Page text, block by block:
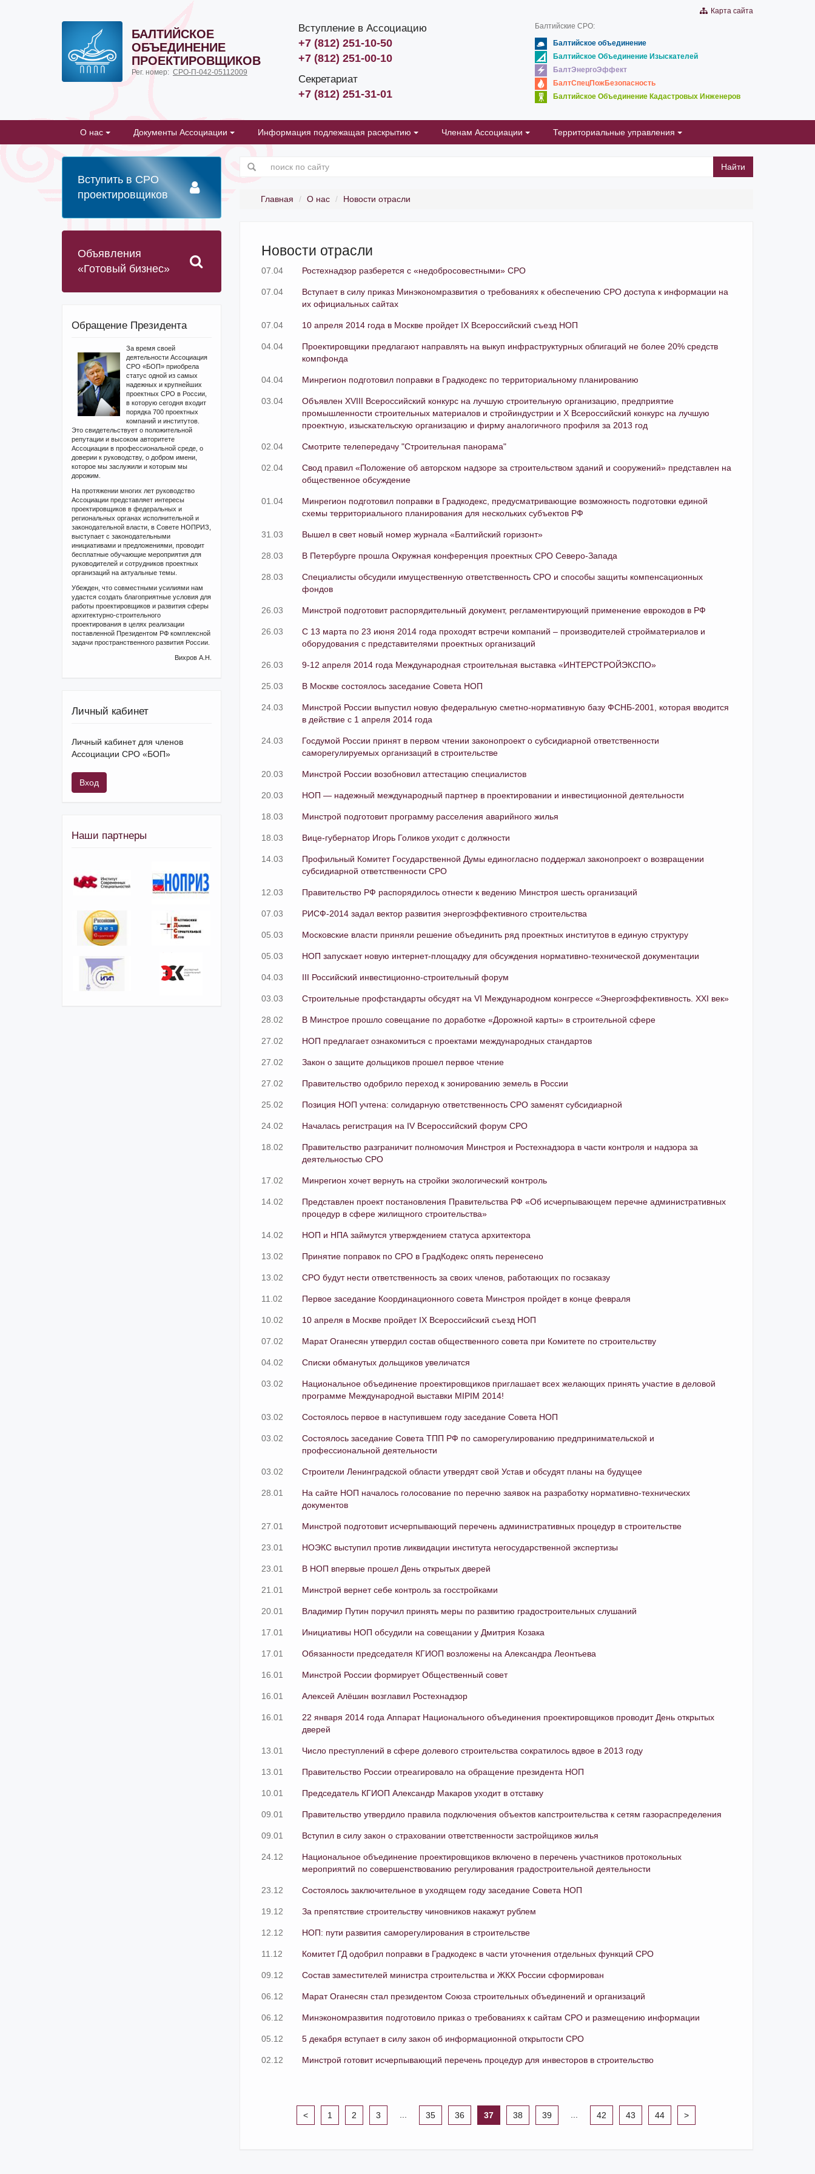
БАЛТИЙСКОЕ
ОБЪЕДИНЕНИЕ
ПРОЕКТИРОВЩИКОВ
Рег. номер: СРО-П-042-05112009
Вступление в Ассоциацию
+7 (812) 251-10-50
+7 (812) 251-00-10
Секретариат
+7 (812) 251-31-01
Карта сайта
Балтийские СРО:
Балтийское объединение
Балтийское Объединение Изыскателей
БалтЭнергоЭффект
БалтСпецПожБезопасность
Балтийское Объединение Кадастровых Инженеров
О нас Документы Ассоциации Информация подлежащая раскрытию Членам Ассоциации Территориальные управления
Найти
Главная О нас Новости отрасли
Новости отрасли
07.04 Ростехнадзор разберется с «недобросовестными» СРО
07.04
Вступает в силу приказ Минэкономразвития о требованиях к обеспечению СРО доступа к информации на
их официальных сайтах
07.04 10 апреля 2014 года в Москве пройдет IX Всероссийский съезд НОП
04.04
Проектировщики предлагают направлять на выкуп инфраструктурных облигаций не более 20% средств
компфонда
04.04 Минрегион подготовил поправки в Градкодекс по территориальному планированию
03.04
Объявлен XVIII Всероссийский конкурс на лучшую строительную организацию, предприятие
промышленности строительных материалов и стройиндустрии и X Всероссийский конкурс на лучшую
проектную, изыскательскую организацию и фирму аналогичного профиля за 2013 год
02.04 Смотрите телепередачу "Строительная панорама"
02.04
Свод правил «Положение об авторском надзоре за строительством зданий и сооружений» представлен на
общественное обсуждение
01.04
Минрегион подготовил поправки в Градкодекс, предусматривающие возможность подготовки единой
схемы территориального планирования для нескольких субъектов РФ
31.03 Вышел в свет новый номер журнала «Балтийский горизонт»
28.03 В Петербурге прошла Окружная конференция проектных СРО Северо-Запада
28.03
Специалисты обсудили имущественную ответственность СРО и способы защиты компенсационных
фондов
26.03 Минстрой подготовит распорядительный документ, регламентирующий применение еврокодов в РФ
26.03
C 13 марта по 23 июня 2014 года проходят встречи компаний – производителей стройматериалов и
оборудования с представителями проектных организаций
26.03 9-12 апреля 2014 года Международная строительная выставка «ИНТЕРСТРОЙЭКСПО»
25.03 В Москве состоялось заседание Совета НОП
24.03
Минстрой России выпустил новую федеральную сметно-нормативную базу ФСНБ-2001, которая вводится
в действие с 1 апреля 2014 года
24.03
Госдумой России принят в первом чтении законопроект о субсидиарной ответственности
саморегулируемых организаций в строительстве
20.03 Минстрой России возобновил аттестацию специалистов
20.03 НОП — надежный международный партнер в проектировании и инвестиционной деятельности
18.03 Минстрой подготовит программу расселения аварийного жилья
18.03 Вице-губернатор Игорь Голиков уходит с должности
14.03
Профильный Комитет Государственной Думы единогласно поддержал законопроект о возвращении
субсидиарной ответственности СРО
12.03 Правительство РФ распорядилось отнести к ведению Минстроя шесть организаций
07.03 РИСФ-2014 задал вектор развития энергоэффективного строительства
05.03 Московские власти приняли решение объединить ряд проектных институтов в единую структуру
05.03 НОП запускает новую интернет-площадку для обсуждения нормативно-технической документации
04.03 III Российский инвестиционно-строительный форум
03.03 Строительные профстандарты обсудят на VI Международном конгрессе «Энергоэффективность. XXI век»
28.02 В Минстрое прошло совещание по доработке «Дорожной карты» в строительной сфере
27.02 НОП предлагает ознакомиться с проектами международных стандартов
27.02 Закон о защите дольщиков прошел первое чтение
27.02 Правительство одобрило переход к зонированию земель в России
25.02 Позиция НОП учтена: солидарную ответственность СРО заменят субсидиарной
24.02 Началась регистрация на IV Всероссийский форум СРО
18.02
Правительство разграничит полномочия Минстроя и Ростехнадзора в части контроля и надзора за
деятельностью СРО
17.02 Минрегион хочет вернуть на стройки экологический контроль
14.02
Представлен проект постановления Правительства РФ «Об исчерпывающем перечне административных
процедур в сфере жилищного строительства»
14.02 НОП и НПА займутся утверждением статуса архитектора
13.02 Принятие поправок по СРО в ГрадКодекс опять перенесено
13.02 СРО будут нести ответственность за своих членов, работающих по госзаказу
11.02 Первое заседание Координационного совета Минстроя пройдет в конце февраля
10.02 10 апреля в Москве пройдет IX Всероссийский съезд НОП
07.02 Марат Оганесян утвердил состав общественного совета при Комитете по строительству
04.02 Списки обманутых дольщиков увеличатся
03.02
Национальное объединение проектировщиков приглашает всех желающих принять участие в деловой
программе Международной выставки MIPIM 2014!
03.02 Состоялось первое в наступившем году заседание Совета НОП
03.02
Состоялось заседание Совета ТПП РФ по саморегулированию предпринимательской и
профессиональной деятельности
03.02 Строители Ленинградской области утвердят свой Устав и обсудят планы на будущее
28.01
На сайте НОП началось голосование по перечню заявок на разработку нормативно-технических
документов
27.01 Минстрой подготовит исчерпывающий перечень административных процедур в строительстве
23.01 НОЭКС выступил против ликвидации института негосударственной экспертизы
23.01 В НОП впервые прошел День открытых дверей
21.01 Минстрой вернет себе контроль за госстройками
20.01 Владимир Путин поручил принять меры по развитию градостроительных слушаний
17.01 Инициативы НОП обсудили на совещании у Дмитрия Козака
17.01 Обязанности председателя КГИОП возложены на Александра Леонтьева
16.01 Минстрой России формирует Общественный совет
16.01 Алексей Алёшин возглавил Ростехнадзор
16.01
22 января 2014 года Аппарат Национального объединения проектировщиков проводит День открытых
дверей
13.01 Число преступлений в сфере долевого строительства сократилось вдвое в 2013 году
13.01 Правительство России отреагировало на обращение президента НОП
10.01 Председатель КГИОП Александр Макаров уходит в отставку
09.01 Правительство утвердило правила подключения объектов капстроительства к сетям газораспределения
09.01 Вступил в силу закон о страховании ответственности застройщиков жилья
24.12
Национальное объединение проектировщиков включено в перечень участников протокольных
мероприятий по совершенствованию регулирования градостроительной деятельности
23.12 Состоялось заключительное в уходящем году заседание Совета НОП
19.12 За препятствие строительству чиновников накажут рублем
12.12 НОП: пути развития саморегулирования в строительстве
11.12 Комитет ГД одобрил поправки в Градкодекс в части уточнения отдельных функций СРО
09.12 Состав заместителей министра строительства и ЖКХ России сформирован
06.12 Марат Оганесян стал президентом Союза строительных объединений и организаций
06.12 Минэкономразвития подготовило приказ о требованиях к сайтам СРО и размещению информации
05.12 5 декабря вступает в силу закон об информационной открытости СРО
02.12 Минстрой готовит исчерпывающий перечень процедур для инвесторов в строительство
< 1 2 3 35 36 37 38 39 42 43 44 >
Вступить в СРО
проектировщиков
Объявления
«Готовый бизнес»
Обращение Президента
За время своей
деятельности Ассоциация
СРО «БОП» приобрела
статус одной из самых
надежных и крупнейших
проектных СРО в России,
в которую сегодня входит
порядка 700 проектных
компаний и институтов.
Это свидетельствует о положительной
репутации и высоком авторитете
Ассоциации в профессиональной среде, о
доверии к руководству, о добром имени,
которое мы заслужили и которым мы
дорожим.
На протяжении многих лет руководство
Ассоциации представляет интересы
проектировщиков в федеральных и
региональных органах исполнительной и
законодательной власти, в Совете НОПРИЗ,
выступает с законодательными
инициативами и предложениями, проводит
бесплатные обучающие мероприятия для
руководителей и сотрудников проектных
организаций на актуальные темы.
Убежден, что совместными усилиями нам
удастся создать благоприятные условия для
работы проектировщиков и развития сферы
архитектурно-строительного
проектирования в целях реализации
поставленной Президентом РФ комплексной
задачи пространственного развития России.
Вихров А.Н.
Личный кабинет
Личный кабинет для членов
Ассоциации СРО «БОП»
Вход
Наши партнеры